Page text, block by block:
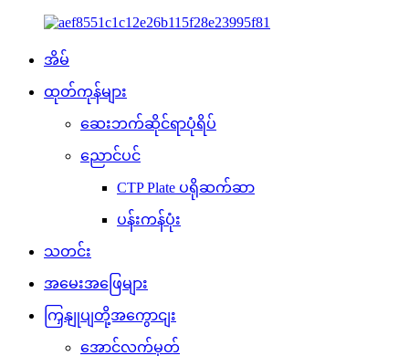
အိမ်
ထုတ်ကုန်များ
ဆေးဘက်ဆိုင်ရာပုံရိပ်
ညောင်ပင်
CTP Plate ပရိုဆက်ဆာ
ပန်းကန်ပုံး
သတင်း
အမေးအဖြေများ
ကြှနျုပျတို့အကွောငျး
အောင်လက်မှတ်